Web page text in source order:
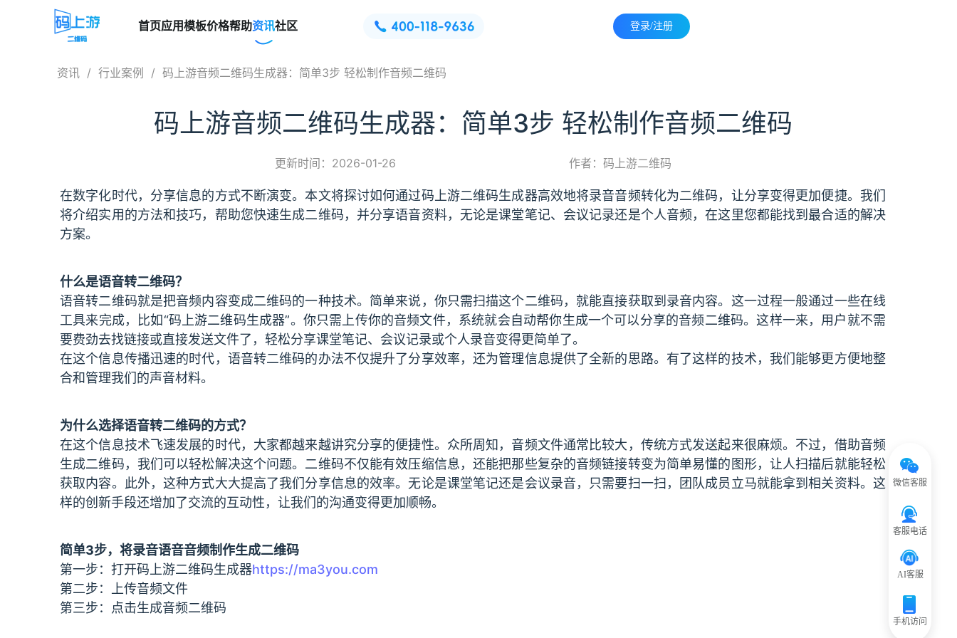
首页应用模板价格帮助资讯社区 登录/注册
微信客服
客服电话
AI客服
手机访问
资讯 / 行业案例 / 码上游音频二维码生成器：简单3步 轻松制作音频二维码
码上游音频二维码生成器：简单3步 轻松制作音频二维码
更新时间：2026-01-26 作者：码上游二维码
在数字化时代，分享信息的方式不断演变。本文将探讨如何通过码上游二维码生成器高效地将录音音频转化为二维码，让分享变得更加便捷。我们
将介绍实用的方法和技巧，帮助您快速生成二维码，并分享语音资料，无论是课堂笔记、会议记录还是个人音频，在这里您都能找到最合适的解决
方案。
什么是语音转二维码？
语音转二维码就是把音频内容变成二维码的一种技术。简单来说，你只需扫描这个二维码，就能直接获取到录音内容。这一过程一般通过一些在线
工具来完成，比如“码上游二维码生成器”。你只需上传你的音频文件，系统就会自动帮你生成一个可以分享的音频二维码。这样一来，用户就不需
要费劲去找链接或直接发送文件了，轻松分享课堂笔记、会议记录或个人录音变得更简单了。
在这个信息传播迅速的时代，语音转二维码的办法不仅提升了分享效率，还为管理信息提供了全新的思路。有了这样的技术，我们能够更方便地整
合和管理我们的声音材料。
为什么选择语音转二维码的方式？
在这个信息技术飞速发展的时代，大家都越来越讲究分享的便捷性。众所周知，音频文件通常比较大，传统方式发送起来很麻烦。不过，借助音频
生成二维码，我们可以轻松解决这个问题。二维码不仅能有效压缩信息，还能把那些复杂的音频链接转变为简单易懂的图形，让人扫描后就能轻松
获取内容。此外，这种方式大大提高了我们分享信息的效率。无论是课堂笔记还是会议录音，只需要扫一扫，团队成员立马就能拿到相关资料。这
样的创新手段还增加了交流的互动性，让我们的沟通变得更加顺畅。
简单3步，将录音语音音频制作生成二维码
第一步：打开码上游二维码生成器https://ma3you.com
第二步：上传音频文件
第三步：点击生成音频二维码